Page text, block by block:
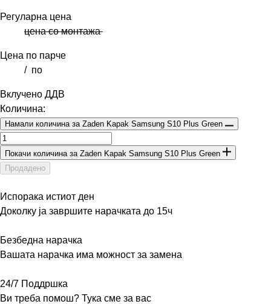
Регуларна цена
цена со монтажа
Цена по парче
/ по
Вклучено ДДВ
Количина:
Намали количина за Zaden Kapak Samsung S10 Plus Green
Покачи количина за Zaden Kapak Samsung S10 Plus Green
Продадено
Испорака истиот ден
Доколку ја завршите нарачката до 15ч
Безбедна нарачка
Вашата нарачка има можност за замена
24/7 Поддршка
Ви треба помош? Тука сме за вас